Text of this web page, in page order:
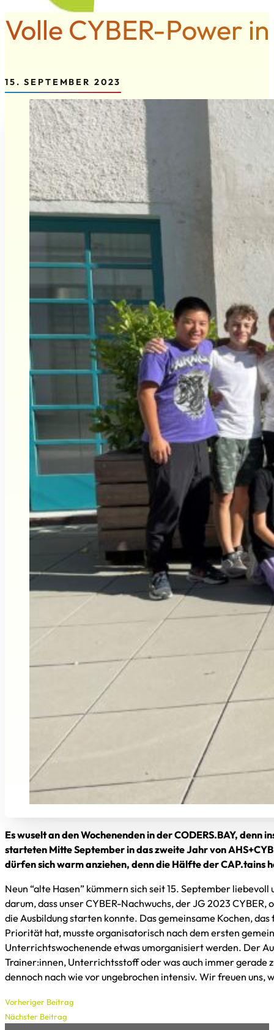
Volle CYBER-Power
15. SEPTEMBER 2023
Es wuselt an den Wochenenden in der CODERS.BAY, denn
starteten Mitte September in das zweite Jahr von
dürfen sich warm anziehen, denn die Hälfte der CAP.tains
Neun “alte Hasen” kümmern sich seit 15. September
darum, dass unser CYBER-Nachwuchs, der JG 2023 CYBER,
die Ausbildung starten konnte. Das gemeinsame Kochen,
Priorität hat, musste organisatorisch nach dem ersten
Unterrichtswochenende etwas umorganisiert werden. Der
Trainer:innen, Unterrichtsstoff oder was auch immer gerade
dennoch nach wie vor ungebrochen intensiv. Wir freuen uns,
Vorheriger Beitrag
Nächster Beitrag